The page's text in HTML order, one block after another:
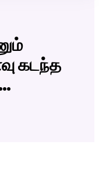
கடந்த